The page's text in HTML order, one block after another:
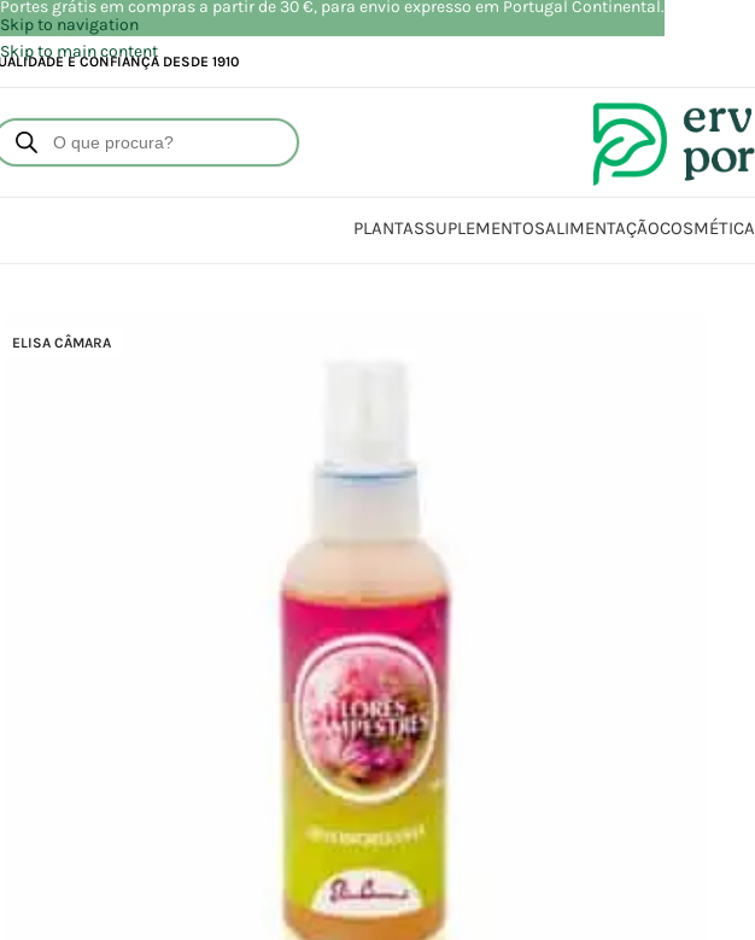
Skip to navigation
Skip to main content
E CONFIANÇA DESDE 1910
PLANTASSUPLEMENTOSALIMENTAÇÃOCOSMÉTICA
ELISA CÂMARA
Portes grátis em compras a partir de 30 €, para envio expresso em Portugal Continental.